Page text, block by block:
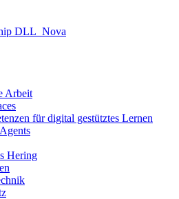
DLL_Nova
Arbeit
für digital gestütztes Lernen
Hering